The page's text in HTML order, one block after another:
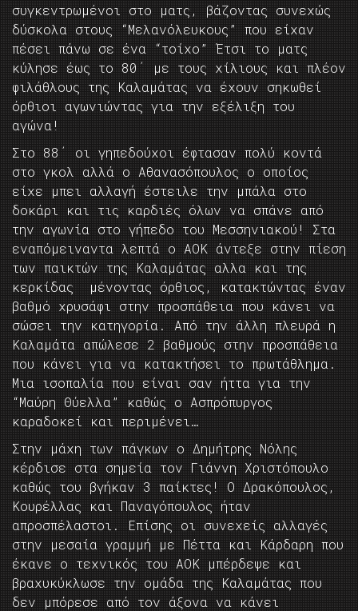
συγκεντρωμένοι στο ματς, βάζοντας συνεχώς
δύσκολα στους “Μελανόλευκους” που είχαν
πέσει πάνω σε ένα “τοίχο” Έτσι το ματς
κύλησε έως το 80΄ με τους χίλιους και πλέον
φιλάθλους της Καλαμάτας να έχουν σηκωθεί
όρθιοι αγωνιώντας για την εξέλιξη του
αγώνα!
Στο 88΄ οι γηπεδούχοι έφτασαν πολύ κοντά
στο γκολ αλλά ο Αθανασόπουλος ο οποίος
είχε μπει αλλαγή έστειλε την μπάλα στο
δοκάρι και τις καρδιές όλων να σπάνε από
την αγωνία στο γήπεδο του Μεσσηνιακού! Στα
εναπόμειναντα λεπτά ο ΑΟΚ άντεξε στην πίεση
των παικτών της Καλαμάτας αλλα και της
κερκίδας μένοντας όρθιος, κατακτώντας έναν
βαθμό χρυσάφι στην προσπάθεια που κάνει να
σώσει την κατηγορία. Από την άλλη πλευρά η
Καλαμάτα απώλεσε 2 βαθμούς στην προσπάθεια
που κάνει για να κατακτήσει το πρωτάθλημα.
Μια ισοπαλία που είναι σαν ήττα για την
“Μαύρη Θύελλα” καθώς ο Ασπρόπυργος
καραδοκεί και περιμένει…
Στην μάχη των πάγκων ο Δημήτρης Νόλης
κέρδισε στα σημεία τον Γιάννη Χριστόπουλο
καθώς του βγήκαν 3 παίκτες! Ο Δρακόπουλος,
Κουρέλλας και Παναγόπουλος ήταν
απροσπέλαστοι. Επίσης οι συνεχείς αλλαγές
στην μεσαία γραμμή με Πέττα και Κάρδαρη που
έκανε ο τεχνικός του ΑΟΚ μπέρδεψε και
βραχυκύκλωσε την ομάδα της Καλαμάτας που
δεν μπόρεσε από τον άξονα να κάνει